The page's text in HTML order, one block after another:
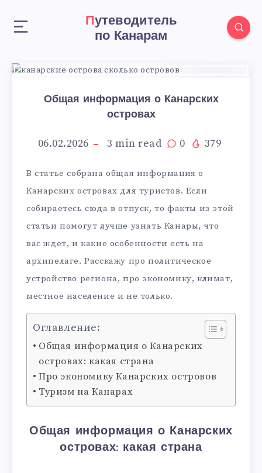
Путеводитель
по Канарам
Общая информация о Канарских
островах
06.02.2026 3 min read 0 379
В статье собрана общая информация о
Канарских островах для туристов. Если
собираетесь сюда в отпуск, то факты из этой
статьи помогут лучше узнать Канары, что
вас ждет, и какие особенности есть на
архипелаге. Расскажу про политическое
устройство региона, про экономику, климат,
местное население и не только.
Оглавление:
Общая информация о Канарских
островах: какая страна
Про экономику Канарских островов
Туризм на Канарах
Общая информация о Канарских
островах: какая страна